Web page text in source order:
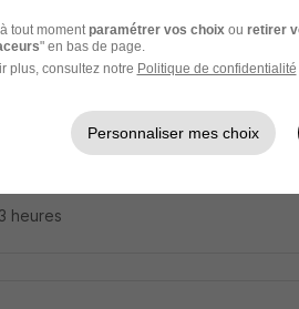
Social Diplômé
H/F
Intérim 14 - 20 € / heure
heures
tout moment paramétrer vos choix ou retirer
" en bas de page.
plus, consultez notre Politique de confidentialité
Personnaliser mes choix